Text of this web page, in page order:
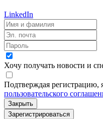
LinkedIn
Хочу получать новости и
Подтверждая регистрацию,
пользовательского
Закрыть
Зарегистрироваться